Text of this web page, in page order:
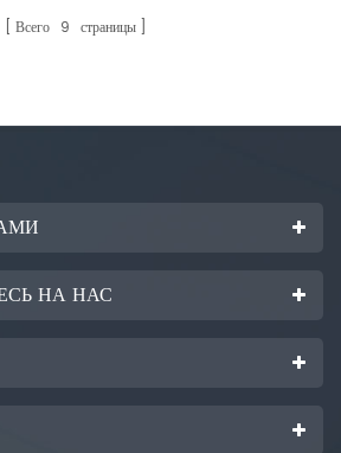
Всего 9 страницы
НА НАС